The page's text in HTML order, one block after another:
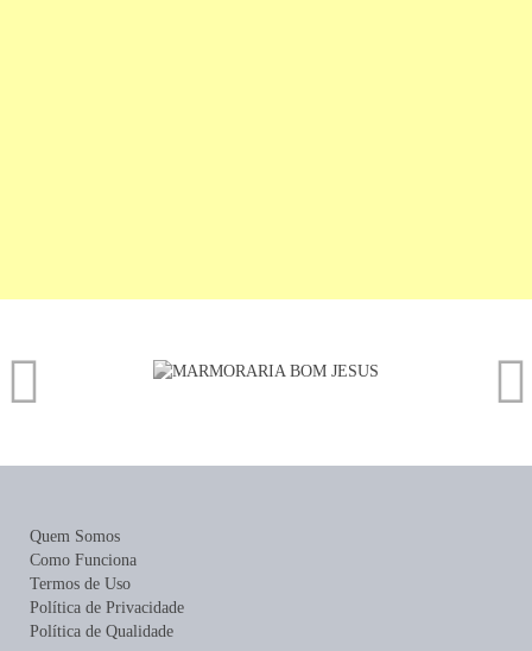
Quem Somos
Como Funciona
Termos de Uso
Política de Privacidade
Política de Qualidade